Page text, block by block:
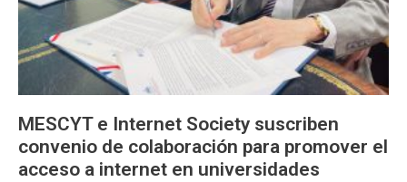
MESCYT e Internet Society suscriben
convenio de colaboración para promover el
acceso a internet en universidades
acceso
internet
universidades